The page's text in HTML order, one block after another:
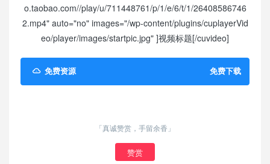
o.taobao.com//play/u/711448761/p/1/e/6/t/1/26408586746
2.mp4" auto="no" images="/wp-content/plugins/cuplayerVid
eo/player/images/startpic.jpg" ]视频标题[/cuvideo]
免费资源 免费下载
「真诚赞赏，手留余香」
赞赏